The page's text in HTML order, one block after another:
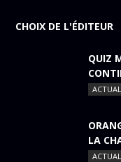
CHOIX DE L'ÉDITEUR
QUIZ
LA